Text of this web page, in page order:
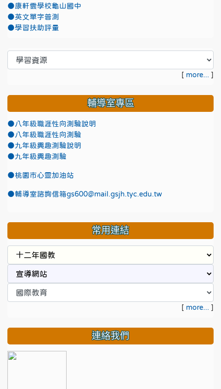
●康軒雲學校龜山國中
●英文單字普測
●學習扶助評量
[ more... ]
輔導室專區
●八年級職涯性向測驗說明
●八年級職涯性向測驗
●九年級興趣測驗說明
●九年級興趣測驗
●桃園市心靈加油站
●輔導室諮詢信箱gs600@mail.gsjh.tyc.edu.tw
常用連結
[ more... ]
連絡我們